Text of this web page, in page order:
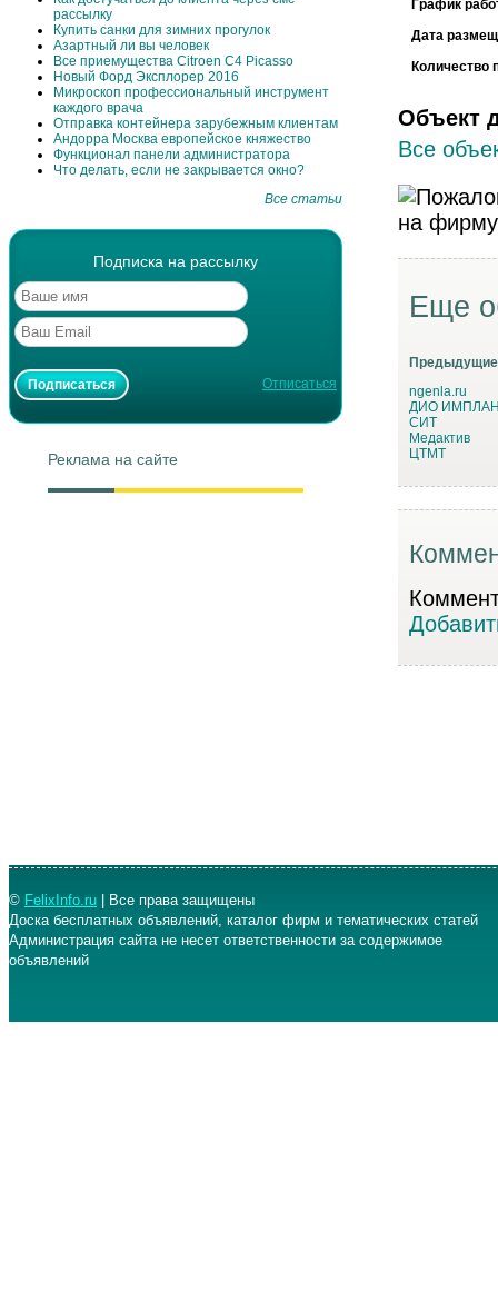
рассылку
Купить санки для зимних прогулок
Азартный ли вы человек
Все приемущества Сitroen C4 Picasso
Новый Форд Эксплорер 2016
Микроскоп профессиональный инструмент
каждого врача
Отправка контейнера зарубежным клиентам
Андорра Москва европейское княжество
Функционал панели администратора
Что делать, если не закрывается окно?
Все статьи
Подписка на рассылку
Отписаться
Реклама на сайте
График
Дата
Количество
Объект
Все
Еще
ngenla.ru
ДИО
СИТ
Медактив
ЦТМТ
© FelixInfo.ru | Все права защищены
Доска бесплатных объявлений, каталог фирм и тематических статей
Администрация сайта не несет ответственности за содержимое
объявлений